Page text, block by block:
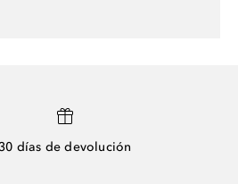
días de devolución